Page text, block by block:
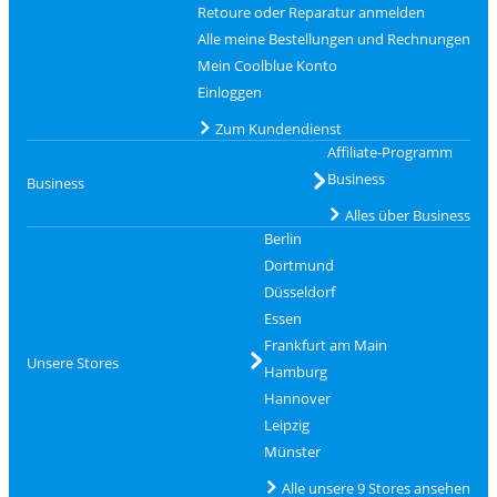
Retoure oder Reparatur anmelden
Alle meine Bestellungen und Rechnungen
Mein Coolblue Konto
Einloggen
Zum Kundendienst
Business
Affiliate-Programm
Business
Alles über Business
Unsere Stores
Berlin
Dortmund
Düsseldorf
Essen
Frankfurt am Main
Hamburg
Hannover
Leipzig
Münster
Alle unsere 9 Stores ansehen